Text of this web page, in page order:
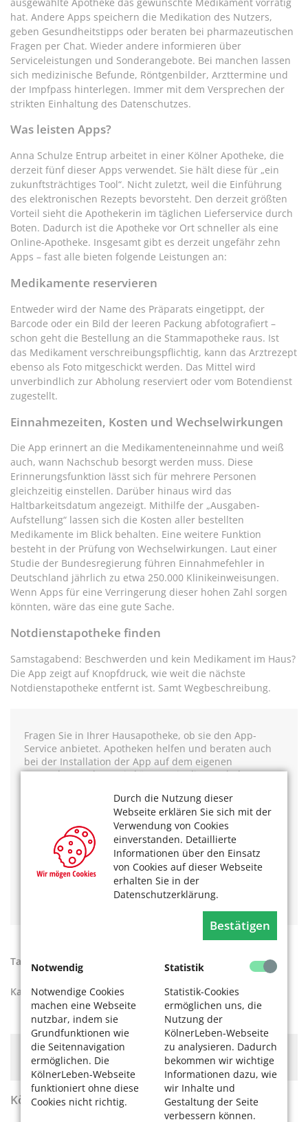
Durch die Nutzung dieser
Webseite erklären Sie sich mit der
Verwendung von Cookies
einverstanden. Detaillierte
Informationen über den Einsatz
von Cookies auf dieser Webseite
erhalten Sie in der
Datenschutzerklärung.
Bestätigen
Notwendig
Notwendige Cookies
machen eine Webseite
nutzbar, indem sie
Grundfunktionen wie
die Seitennavigation
ermöglichen. Die
KölnerLeben-Webseite
funktioniert ohne diese
Cookies nicht richtig.
Statistik
Statistik-Cookies
ermöglichen uns, die
Nutzung der
KölnerLeben-Webseite
zu analysieren. Dadurch
bekommen wir wichtige
Informationen dazu, wie
wir Inhalte und
Gestaltung der Seite
verbessern können.
hat. Andere Apps speichern die Medikation des Nutzers,
geben Gesundheitstipps oder beraten bei pharmazeutischen
Fragen per Chat. Wieder andere informieren über
Serviceleistungen und Sonderangebote. Bei manchen lassen
sich medizinische Befunde, Röntgenbilder, Arzttermine und
der Impfpass hinterlegen. Immer mit dem Versprechen der
strikten Einhaltung des Datenschutzes.
Was leisten Apps?
Anna Schulze Entrup arbeitet in einer Kölner Apotheke, die
derzeit fünf dieser Apps verwendet. Sie hält diese für „ein
zukunftsträchtiges Tool“. Nicht zuletzt, weil die Einführung
des elektronischen Rezepts bevorsteht. Den derzeit größten
Vorteil sieht die Apothekerin im täglichen Lieferservice durch
Boten. Dadurch ist die Apotheke vor Ort schneller als eine
Online-Apotheke. Insgesamt gibt es derzeit ungefähr zehn
Apps – fast alle bieten folgende Leistungen an:
Medikamente reservieren
Entweder wird der Name des Präparats eingetippt, der
Barcode oder ein Bild der leeren Packung abfotografiert –
schon geht die Bestellung an die Stammapotheke raus. Ist
das Medikament verschreibungspflichtig, kann das Arztrezept
ebenso als Foto mitgeschickt werden. Das Mittel wird
unverbindlich zur Abholung reserviert oder vom Botendienst
zugestellt.
Einnahmezeiten, Kosten und Wechselwirkungen
Die App erinnert an die Medikamenteneinnahme und weiß
auch, wann Nachschub besorgt werden muss. Diese
Erinnerungsfunktion lässt sich für mehrere Personen
gleichzeitig einstellen. Darüber hinaus wird das
Haltbarkeitsdatum angezeigt. Mithilfe der „Ausgaben-
Aufstellung“ lassen sich die Kosten aller bestellten
Medikamente im Blick behalten. Eine weitere Funktion
besteht in der Prüfung von Wechselwirkungen. Laut einer
Studie der Bundesregierung führen Einnahmefehler in
Deutschland jährlich zu etwa 250.000 Klinikeinweisungen.
Wenn Apps für eine Verringerung dieser hohen Zahl sorgen
könnten, wäre das eine gute Sache.
Notdienstapotheke finden
Samstagabend: Beschwerden und kein Medikament im Haus?
Die App zeigt auf Knopfdruck, wie weit die nächste
Notdienstapotheke entfernt ist. Samt Wegbeschreibung.
Fragen Sie in Ihrer Hausapotheke, ob sie den App-
Service anbietet. Apotheken helfen und beraten auch
bei der Installation der App auf dem eigenen
Smartphone. Alternativ können Sie die Apotheken-App
sind: gesund.de (GooglePlaystore,App-Store),
(Google Playstore, App-Store), Apotheke
(Google Playstore,App-Store) .
Das könnte Sie auch interessieren:
Medikationsplan: Wirkstoff-Mix im Griff
Ganz klar Köln: Medikamente richtig entsorgen
Patientenverfügung
Tags: Apps für Smartphone Medikamente
Kategorien: Ratgeber , Apps und Webseiten
Hier könnte Werbung stehen, mit der wir uns
finanzieren. Bitte akzeptieren Sie dieCookie-Meldung.
KölnerLeben Sommer 2026